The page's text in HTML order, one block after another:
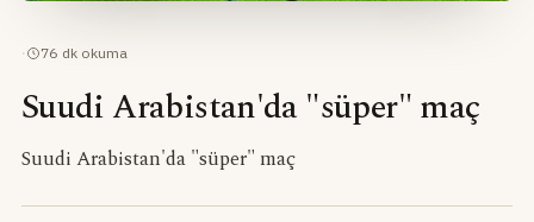
· 76 dk okuma
Suudi Arabistan'da "süper" maç
Suudi Arabistan'da "süper" maç